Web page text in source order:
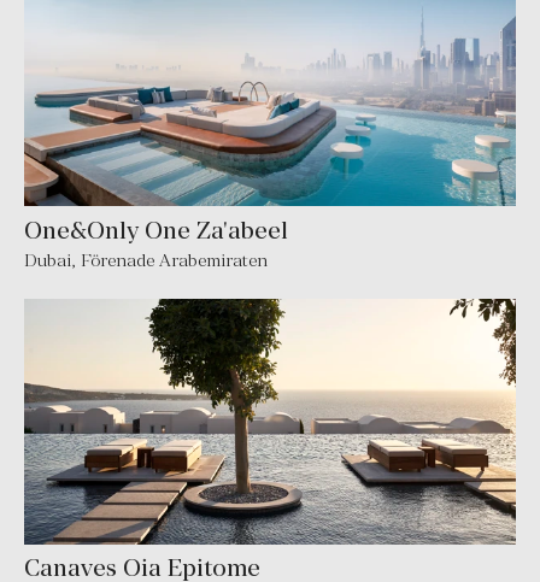
One&Only One Za'abeel
Dubai, Förenade Arabemiraten
Canaves Oia Epitome